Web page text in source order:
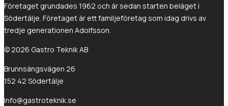
Företaget grundades 1962 och är sedan starten beläget i
Södertälje. Företaget är ett familjeföretag som idag drivs av
tredje generationen Adolfsson.
© 2026 Gastro Teknik AB
Brunnsängsvägen 26
152 42 Södertälje
info@gastroteknik.se